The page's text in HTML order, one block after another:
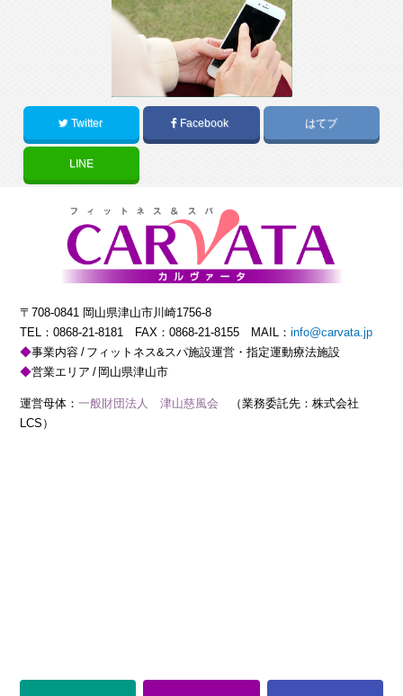
Twitter Facebook はてブ
LINE
〒708-0841 岡山県津山市川崎1756-8
TEL：0868-21-8181 FAX：0868-21-8155 MAIL：info@carvata.jp
事業内容
フィットネス&スパ施設運営・指定運動療法施設
営業エリア
岡山県津山市
運営母体：一般財団法人 津山慈風会
（業務委託先：株式会社
LCS）